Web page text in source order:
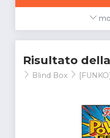
Risultato
Blind Box [FUNKO]